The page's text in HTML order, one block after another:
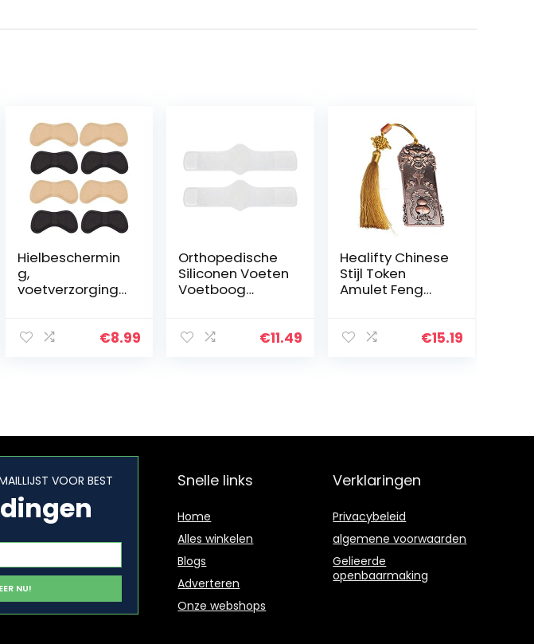
Hielbeschermin
g,
voetverzorgings
schoeninlegzole
€8.99
Orthopedische
Siliconen Voeten
Voetboog
Inlegzolen Pads
€11.49
Healifty Chinese
Stijl Token
Amulet Feng
Charm met
€15.19
VOOR BEST Snelle links
Home
Alles winkelen
Blogs
Adverteren
Onze webshops
Verklaringen
Privacybeleid
algemene voorwaarden
Gelieerde
openbaarmaking